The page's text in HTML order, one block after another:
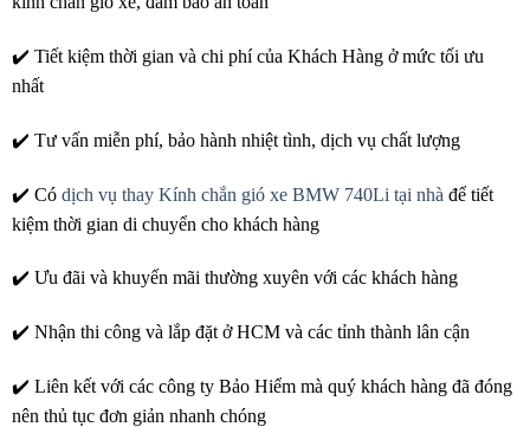
✔️ Tiết kiệm thời gian và chi phí của Khách Hàng ở mức tối ưu
nhất
✔️ Tư vấn miễn phí, bảo hành nhiệt tình, dịch vụ chất lượng
✔️ Có dịch vụ thay Kính chắn gió xe BMW 740Li tại nhà để tiết
kiệm thời gian di chuyển cho khách hàng
✔️ Ưu đãi và khuyến mãi thường xuyên với các khách hàng
✔️ Nhận thi công và lắp đặt ở HCM và các tỉnh thành lân cận
✔️ Liên kết với các công ty Bảo Hiểm mà quý khách hàng đã đóng
nên thủ tục đơn giản nhanh chóng